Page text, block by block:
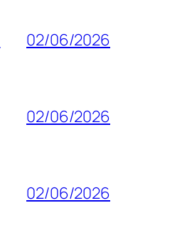
02/06/2026
02/06/2026
02/06/2026